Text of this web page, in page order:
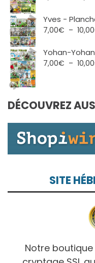
Yves -
7,00€ – 10,00
Yohan-
7,00€ – 10,00
DÉCOUVREZ
SITE
Notre